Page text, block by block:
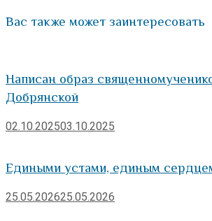
Вас также может заинтересовать
Написан образ
Добрянской
02.10.202503.10.2025
Едиными устами, единым
25.05.202625.05.2026